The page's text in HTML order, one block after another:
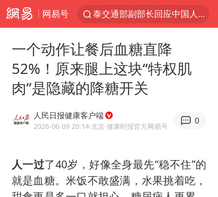
网易号
改名后的“青海拉面”店
台军“汉光秀”开场闹剧多
段绚竞因公牺牲 年仅44岁
“不建议大家买深色蛋糕”
男子结婚8年3个女儿均非亲生
一个动作让餐后血糖直降
52%！原来腿上这块“特权肌
肉”是隐藏的降糖开关
人民日报健康客户端
2026-06-09 20:14·北京·健康时报官方网易号
0
人一过了40岁，好像全身最先“稳不住”的
就是血糖。米饭不敢盛满，水果挑着吃，